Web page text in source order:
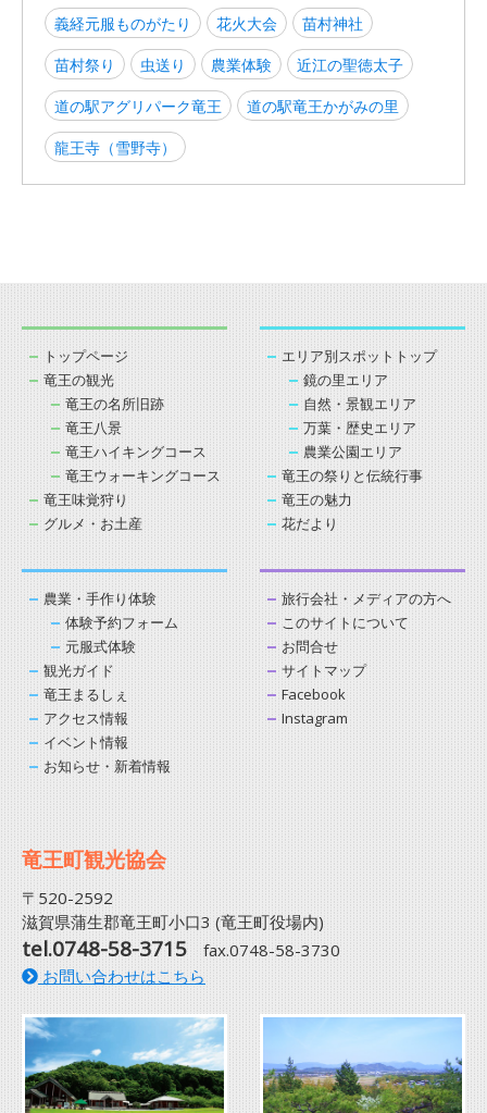
義経元服ものがたり
花火大会
苗村神社
苗村祭り
虫送り 農業体験
近江の聖徳太子
道の駅アグリパーク竜王
道の駅竜王かがみの里
龍王寺（雪野寺）
トップページ
竜王の観光
竜王の名所旧跡
竜王八景
竜王ハイキングコース
竜王ウォーキングコース
竜王味覚狩り
グルメ・お土産
エリア別スポットトップ
鏡の里エリア
自然・景観エリア
万葉・歴史エリア
農業公園エリア
竜王の祭りと伝統行事
竜王の魅力
花だより
農業・手作り体験
体験予約フォーム
元服式体験
観光ガイド
竜王まるしぇ
アクセス情報
イベント情報
お知らせ・新着情報
旅行会社・メディアの方へ
このサイトについて
お問合せ
サイトマップ
Facebook
Instagram
竜王町観光協会
〒520-2592
滋賀県蒲生郡竜王町小口3 (竜王町役場内)
tel.0748-58-3715 fax.0748-58-3730
お問い合わせはこちら